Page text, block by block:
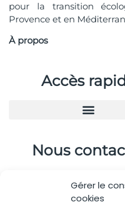
Gérer le
cookies
pour la transition
Provence et en
À propos
Accès
Nous
contactBT@bleu-